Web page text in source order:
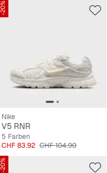
-20%
Nike
V5 RNR
5 Farben
Preis
CHF 83.92 Originalpreis
CHF 104.90
-20%